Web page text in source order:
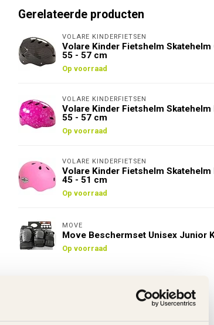
Gerelateerde producten
VOLARE KINDERFIETSEN
Volare Kinder Fietshelm Skatehelm
55 - 57 cm
Op voorraad
VOLARE KINDERFIETSEN
Volare Kinder Fietshelm Skatehelm
55 - 57 cm
Op voorraad
VOLARE KINDERFIETSEN
Volare Kinder Fietshelm Skatehelm
45 - 51 cm
Op voorraad
MOVE
Move Beschermset Unisex Junior
Op voorraad